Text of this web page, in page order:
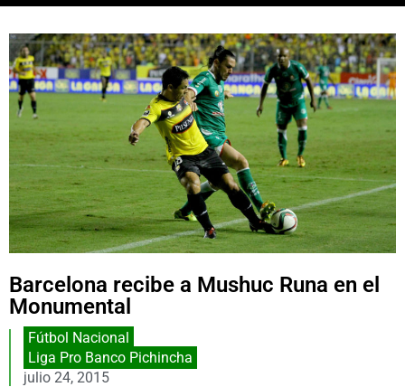
Barcelona recibe a Mushuc Runa en el
Monumental
Fútbol Nacional
Liga Pro Banco Pichincha
julio 24, 2015